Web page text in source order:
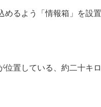
るよう「情報箱」を設置
置している、約二十キ